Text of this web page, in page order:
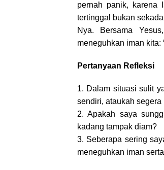
pernah panik, karena
tertinggal bukan
Nya. Bersama
meneguhkan iman kita:
Pertanyaan Refleksi
1. Dalam situasi sulit
sendiri, ataukah
2. Apakah saya
kadang tampak diam?
3. Seberapa sering
meneguhkan iman